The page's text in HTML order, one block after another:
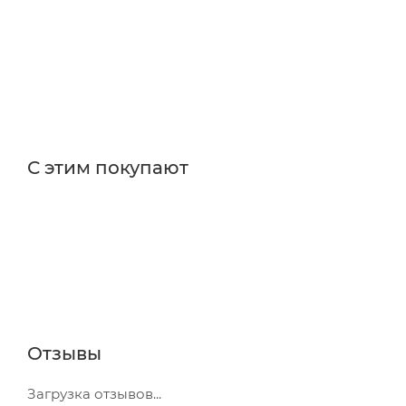
С этим покупают
Отзывы
Загрузка отзывов...